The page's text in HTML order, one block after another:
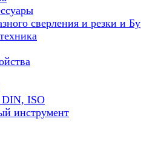
сверления и резки и
DIN, ISO
инструмент